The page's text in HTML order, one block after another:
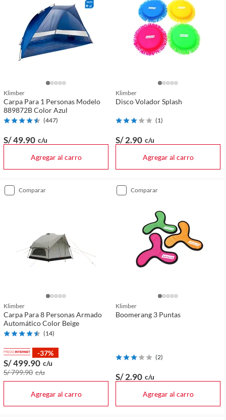
Klimber
Carpa Para 1 Personas Modelo
889872B Color Azul
(447)
S/ 49.90 c/u
Agregar al carro
Klimber
Disco Volador Splash
(1)
S/ 2.90 c/u
Agregar al carro
comparar
Klimber
Carpa Para 8 Personas Armado
Automático Color Beige
(14)
-37%
S/ 499.90 c/u
S/ 799.90 c/u
Agregar al carro
comparar
Klimber
Boomerang 3 Puntas
(2)
S/ 2.90 c/u
Agregar al carro